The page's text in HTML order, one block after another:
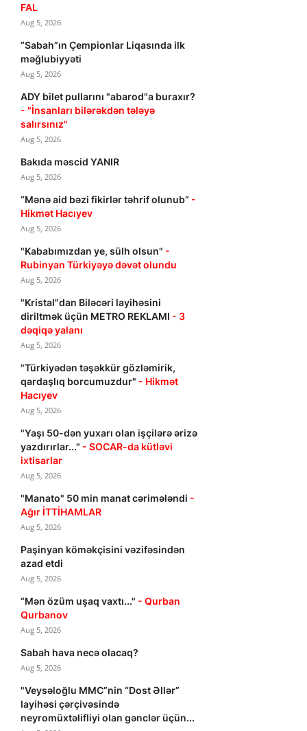
FAL
Aug 5, 2026
“Sabah”ın Çempionlar Liqasında ilk
məğlubiyyəti
Aug 5, 2026
ADY bilet pullarını "abarod"a buraxır?
- "İnsanları bilərəkdən tələyə
salırsınız"
Aug 5, 2026
Bakıda məscid YANIR
Aug 5, 2026
“Mənə aid bəzi fikirlər təhrif olunub” -
Hikmət Hacıyev
Aug 5, 2026
"Kababımızdan ye, sülh olsun" -
Rubinyan Türkiyəyə dəvət olundu
Aug 5, 2026
"Kristal"dan Biləcəri layihəsini
diriltmək üçün METRO REKLAMI - 3
dəqiqə yalanı
Aug 5, 2026
"Türkiyədən təşəkkür gözləmirik,
qardaşlıq borcumuzdur" - Hikmət
Hacıyev
Aug 5, 2026
"Yaşı 50-dən yuxarı olan işçilərə ərizə
yazdırırlar..." - SOCAR-da kütləvi
ixtisarlar
Aug 5, 2026
"Manato" 50 min manat cərimələndi -
Ağır İTTİHAMLAR
Aug 5, 2026
Paşinyan köməkçisini vəzifəsindən
azad etdi
Aug 5, 2026
“Mən özüm uşaq vaxtı..." - Qurban
Qurbanov
Aug 5, 2026
Sabah hava necə olacaq?
Aug 5, 2026
"Veysəloğlu MMC”nin “Dost Əllər”
layihəsi çərçivəsində
neyromüxtəlifliyi olan gənclər üçün...